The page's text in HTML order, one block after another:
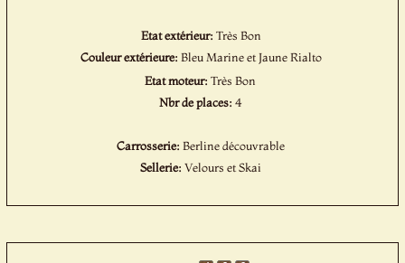
Etat extérieur:Très Bon
Couleur extérieure:Bleu Marine et Jaune Rialto
Etat moteur:Très Bon
Nbr de places: 4
Carrosserie: Berline découvrable
Sellerie: Velours et Skai